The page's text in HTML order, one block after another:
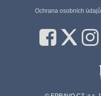
Ochrana osobních